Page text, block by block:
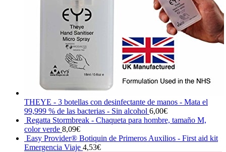
THEYE - 3 botellas con desinfectante de manos - Mata el
99,999 % de las bacterias - Sin alcohol 6,00€
Regatta Stormbreak - Chaqueta para hombre, tamaño M,
color verde 8,09€
Easy Provider® Botiquin de Primeros Auxilios - First aid kit
Emergencia Viaje 4,53€